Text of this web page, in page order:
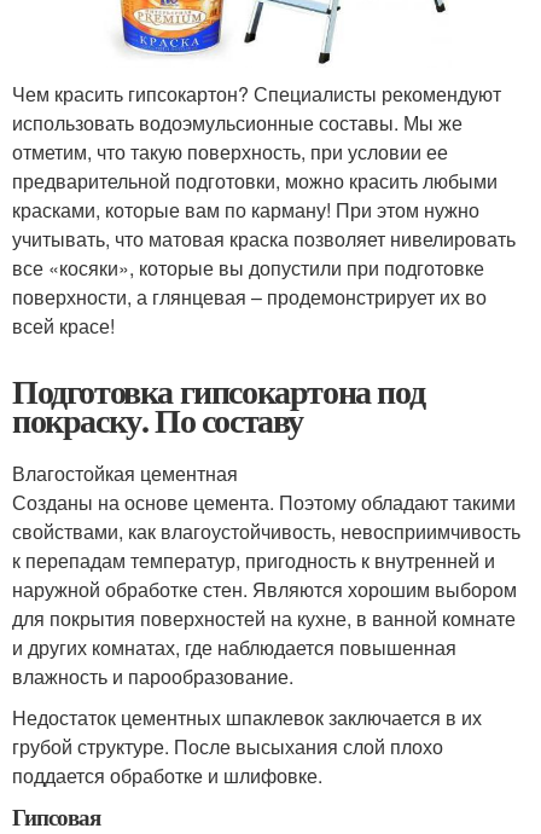
Чем красить гипсокартон? Специалисты рекомендуют
использовать водоэмульсионные составы. Мы же
отметим, что такую поверхность, при условии ее
предварительной подготовки, можно красить любыми
красками, которые вам по карману! При этом нужно
учитывать, что матовая краска позволяет нивелировать
все «косяки», которые вы допустили при подготовке
поверхности, а глянцевая – продемонстрирует их во
всей красе!
Подготовка гипсокартона под
покраску. По составу
Влагостойкая цементная
Созданы на основе цемента. Поэтому обладают такими
свойствами, как влагоустойчивость, невосприимчивость
к перепадам температур, пригодность к внутренней и
наружной обработке стен. Являются хорошим выбором
для покрытия поверхностей на кухне, в ванной комнате
и других комнатах, где наблюдается повышенная
влажность и парообразование.
Недостаток цементных шпаклевок заключается в их
грубой структуре. После высыхания слой плохо
поддается обработке и шлифовке.
Гипсовая